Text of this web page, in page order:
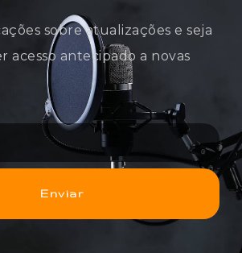
sobre atualizações e seja
acesso antecipado a novas
Enviar